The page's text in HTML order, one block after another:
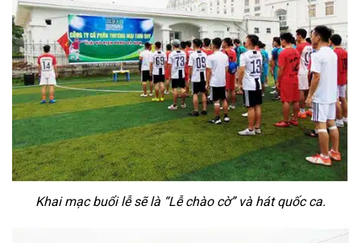
Khai mạc buổi lễ sẽ là “Lễ chào cờ” và hát quốc ca.